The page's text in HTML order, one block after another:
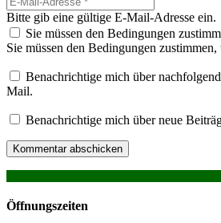
Bitte gib eine gültige E-Mail-Adresse ein.
Sie müssen den Bedingungen
Sie müssen den Bedingungen
Benachrichtige mich über
Mail.
Benachrichtige mich über neue
Kommentar abschicken
Öffnungszeiten